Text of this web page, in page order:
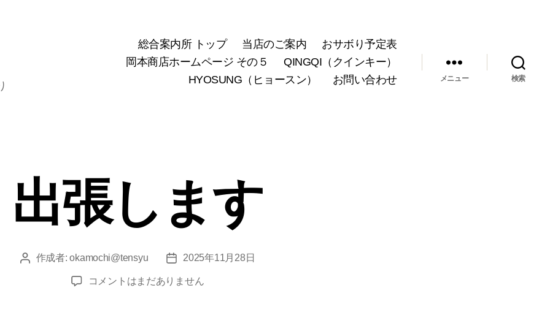
総合案内所 トップ 当店のご案内
おサボり予定表
岡本商店ホームページ その５
QINGQI（クインキー）
HYOSUNG（ヒョースン）
お問い合わせ メニュー 検索
出張します
投 作成者:okamochi@tensyu
投
日
2025年11月28日
出
コメントはまだありません